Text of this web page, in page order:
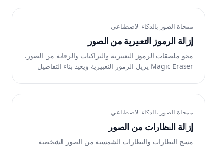
ممحاة الصور بالذكاء الاصطناعي
إزالة الرموز التعبيرية من الصور
محو ملصقات الرموز التعبيرية والتراكبات والرقابة من الصور.
Magic Eraser يزيل الرموز التعبيرية ويعيد بناء التفاصيل
ممحاة الصور بالذكاء الاصطناعي
إزالة النظارات من الصور
مسح النظارات والنظارات الشمسية من الصور الشخصية